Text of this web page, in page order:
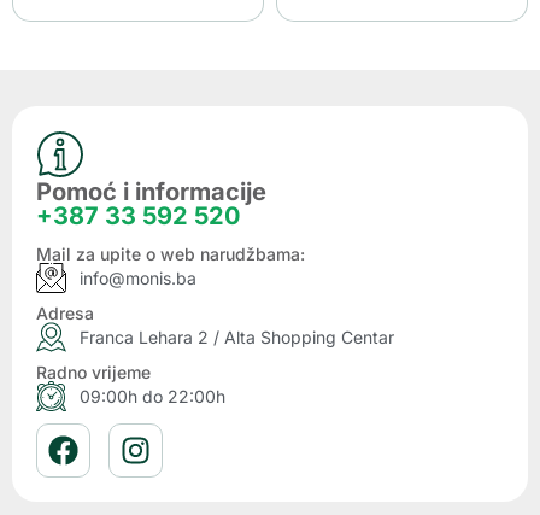
Pomoć i informacije
+387 33 592 520
Mail za upite o web narudžbama:
info@monis.ba
Adresa
Franca Lehara 2 / Alta Shopping Centar
Radno vrijeme
09:00h do 22:00h